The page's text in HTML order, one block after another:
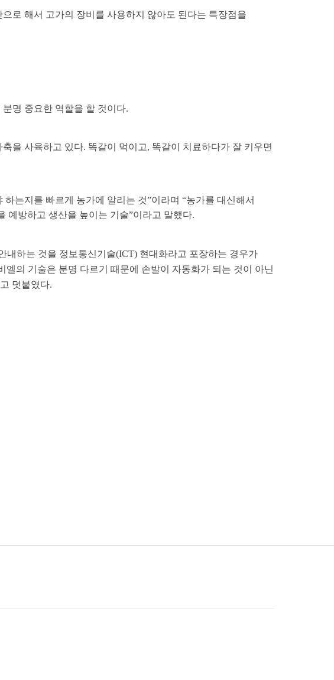
NEWS
로 해서 고가의 장비를 사용하지 않아도 된다는 특장점을
명 중요한 역할을 할 것이다.
을 사육하고 있다. 똑같이 먹이고, 똑같이 치료하다가 잘 키우면
는지를 빠르게 농가에 알리는 것”이라며 “농가를 대신해서
예방하고 생산을 높이는 기술”이라고 말했다.
내하는 것을 정보통신기술(ICT) 현대화라고 포장하는 경우가
의 기술은 분명 다르기 때문에 손발이 자동화가 되는 것이 아닌
덧붙였다.